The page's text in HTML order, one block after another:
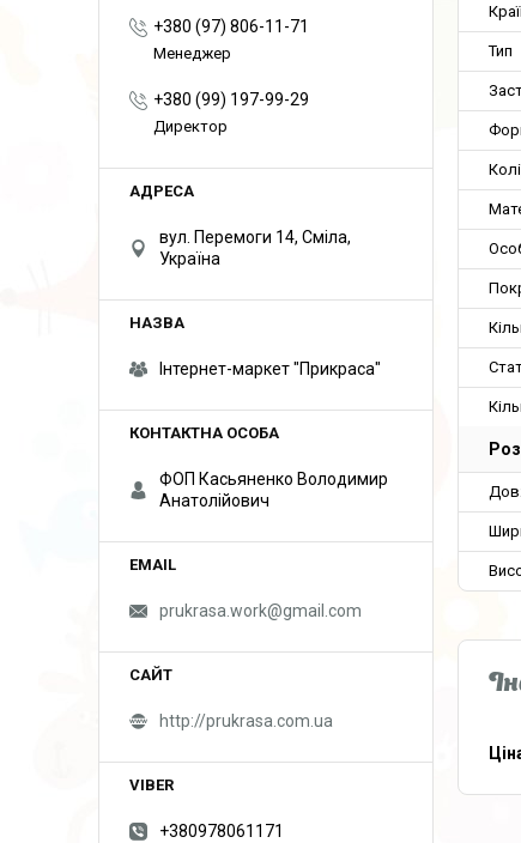
Тип
+380 (97) 806-11-71
Менеджер
+380 (99) 197-99-29
Директор
вул. Перемоги 14, Сміла,
Україна
Інтернет-маркет "Прикраса"
ФОП Касьяненко Володимир
Анатолійович
prukrasa.work@gmail.com
http://prukrasa.com.ua
+380978061171